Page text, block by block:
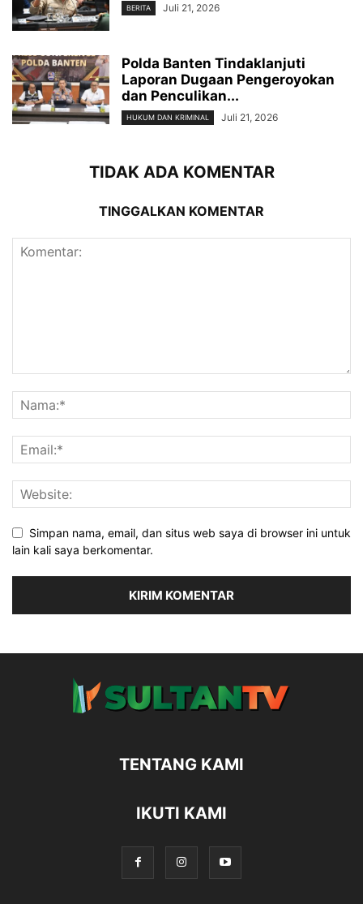
BERITA Juli 21, 2026
Polda Banten Tindaklanjuti
Laporan Dugaan Pengeroyokan
dan Penculikan...
HUKUM DAN KRIMINAL Juli 21, 2026
TIDAK ADA KOMENTAR
TINGGALKAN KOMENTAR
Simpan nama, email, dan situs web saya di browser ini untuk
lain kali saya berkomentar.
TENTANG KAMI
IKUTI KAMI